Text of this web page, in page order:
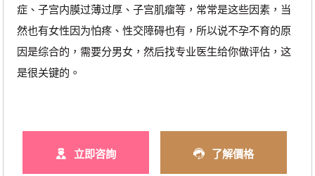
症、子宫内膜过薄过厚、子宫肌瘤等，常常是这些因素，当
然也有女性因为怕疼、性交障碍也有，所以说不孕不育的原
因是综合的，需要分男女，然后找专业医生给你做评估，这
是很关键的。
立即咨詢 了解價格